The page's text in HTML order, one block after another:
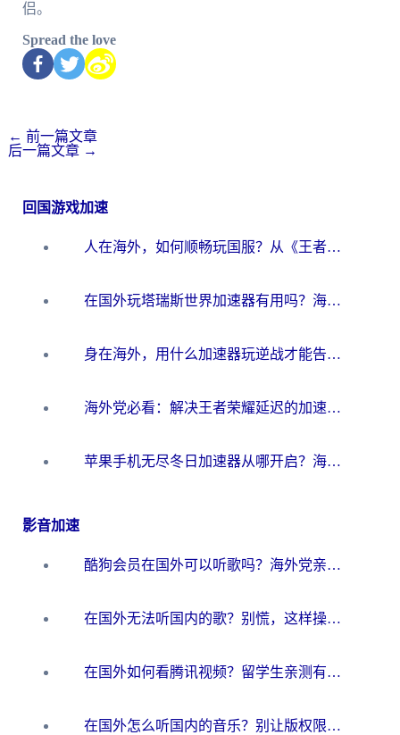
侣。
Spread the love
← 前一篇文章
后一篇文章 →
回国游戏加速
人在海外，如何顺畅玩国服？从《王者荣耀》到《云图计划》的加速器终极指南
在国外玩塔瑞斯世界加速器有用吗？海外玩家亲测后的真实答案
身在海外，用什么加速器玩逆战才能告别延迟？
海外党必看：解决王者荣耀延迟的加速器终极指南——从EVE到猫和老鼠，一个工具全搞定
苹果手机无尽冬日加速器从哪开启？海外玩家的冬日生存指南
影音加速
酷狗会员在国外可以听歌吗？海外党亲测有效：3步解决音乐权限难题
在国外无法听国内的歌？别慌，这样操作就能畅听QQ音乐（附亲测加速器推荐）
在国外如何看腾讯视频？留学生亲测有效的回国加速方案
在国外怎么听国内的音乐？别让版权限制断了你的华语歌单